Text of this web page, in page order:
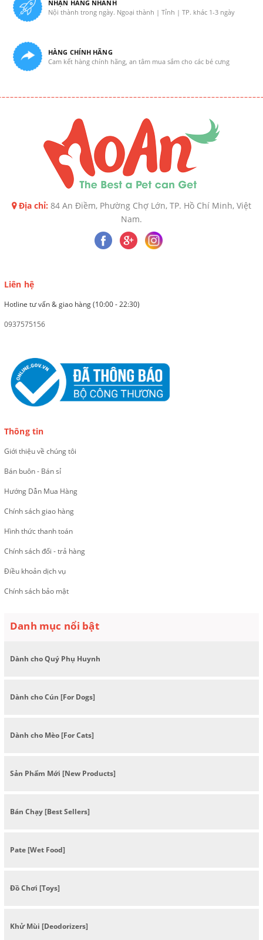
NHẬN HÀNG NHANH
Nội thành trong ngày. Ngoại thành | Tỉnh | TP. khác 1-3 ngày
HÀNG CHÍNH HÃNG
Cam kết hàng chính hãng, an tâm mua sắm cho các bé cưng
Địa chỉ: 84 An Điềm, Phường Chợ Lớn, TP. Hồ Chí Minh, Việt
Nam.
Liên hệ
Hotline tư vấn & giao hàng (10:00 - 22:30)
0937575156
Thông tin
Giới thiệu về chúng tôi
Bán buôn - Bán sỉ
Hướng Dẫn Mua Hàng
Chính sách giao hàng
Hình thức thanh toán
Chính sách đổi - trả hàng
Điều khoản dịch vụ
Chính sách bảo mật
Danh mục nổi bật
Dành cho Quý Phụ Huynh
Dành cho Cún [For Dogs]
Dành cho Mèo [For Cats]
Sản Phẩm Mới [New Products]
Bán Chạy [Best Sellers]
Pate [Wet Food]
Đồ Chơi [Toys]
Khử Mùi [Deodorizers]